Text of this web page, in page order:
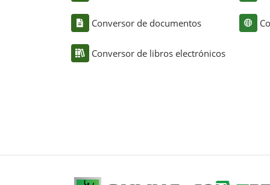
Conversor de documentos
Conversor de libros electrónicos